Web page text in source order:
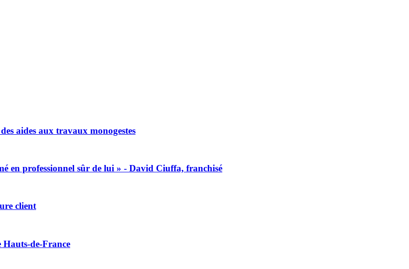
aides aux travaux monogestes
en professionnel sûr de lui » - David Ciuffa, franchisé
client
de-France